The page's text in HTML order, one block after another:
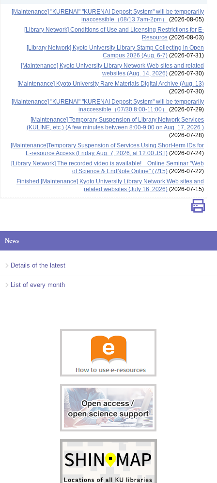
[Maintenance] "KURENAI" "KURENAI Deposit System" will be temporarily
inaccessible（08/13 7am-2pm）
(2026-08-05)
[Library Network] Conditions of Use and Licensing Restrictions for E-
Resource (2026-08-03)
[Library Network] Kyoto University Library Stamp Collecting in Open
Campus 2026 (Aug. 6-7)(2026-07-31)
[Maintenance] Kyoto University Library Network Web sites and related
websites (Aug. 14, 2026)(2026-07-30)
[Maintenance] Kyoto University Rare Materials Digital Archive (Aug. 13)
(2026-07-30)
[Maintenance] "KURENAI" "KURENAI Deposit System" will be temporarily
inaccessible（07/30 8:00-11:00）
(2026-07-29)
[Maintenance] Temporary Suspension of Library Network Services
(KULINE, etc.) (A few minutes between 8:00-9:00 on Aug. 17, 2026 )
(2026-07-28)
[Maintenance]Temporary Suspension of Services Using Short-term IDs for
E-resource Access (Friday, Aug. 7, 2026, at 12:00 JST)(2026-07-24)
[Library Network] The recorded video is available! Online Seminar "Web
of Science & EndNote Online" (7/15)(2026-07-22)
Finished [Maintenance] Kyoto University Library Network Web sites and
related websites (July 16, 2026)(2026-07-15)
News
Details of the latest
List of every month